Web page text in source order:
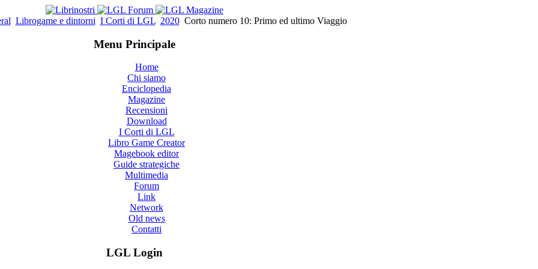
Librogame e dintorni I Corti di LGL 2020 Corto numero 10: Primo ed ultimo Viaggio
Menu Principale
Home
Chi siamo
Enciclopedia
Magazine
Recensioni
Download
I Corti di LGL
Libro Game Creator
Magebook editor
Guide strategiche
Multimedia
Forum
Link
Network
Old news
Contatti
LGL Login